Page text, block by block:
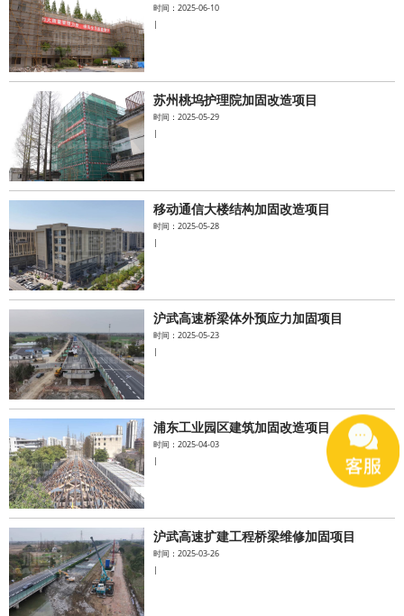
时间：2025-06-10
|
苏州桃坞护理院加固改造项目
时间：2025-05-29
|
移动通信大楼结构加固改造项目
时间：2025-05-28
|
沪武高速桥梁体外预应力加固项目
时间：2025-05-23
|
浦东工业园区建筑加固改造项目
时间：2025-04-03
|
沪武高速扩建工程桥梁维修加固项目
时间：2025-03-26
|